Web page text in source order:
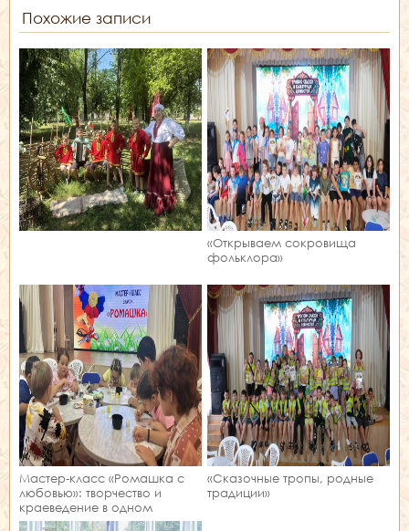
Похожие записи
«Открываем сокровища
фольклора»
Мастер‑класс «Ромашка с
любовью»: творчество и
краеведение в одном
занятии!
«Сказочные тропы, родные
традиции»